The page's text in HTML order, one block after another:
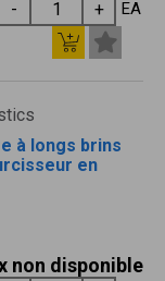
EA
à longs brins
en
non disponible